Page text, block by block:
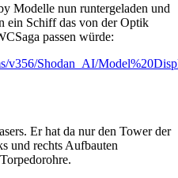
Modelle nun runtergeladen und
ein Schiff das von der Optik
passen würde:
v356/Shodan_AI/
Er hat da nur den Tower der
und rechts Aufbauten